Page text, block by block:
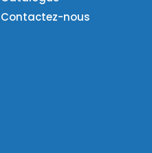
Contactez-nous